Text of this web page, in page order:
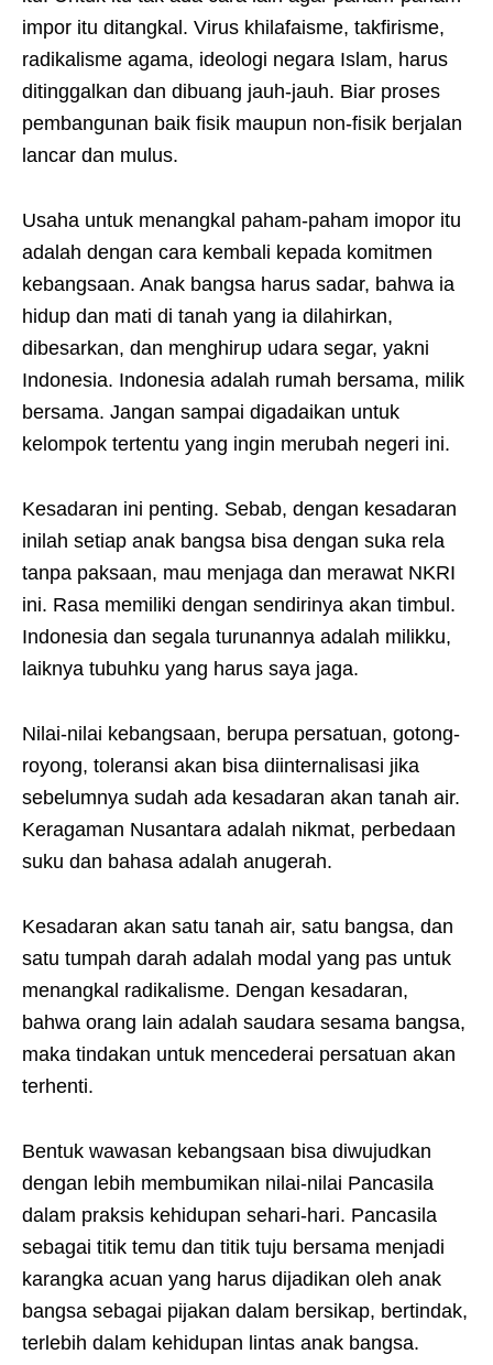
impor itu ditangkal. Virus khilafaisme, takfirisme,
radikalisme agama, ideologi negara Islam, harus
ditinggalkan dan dibuang jauh-jauh. Biar proses
pembangunan baik fisik maupun non-fisik berjalan
lancar dan mulus.
Usaha untuk menangkal paham-paham imopor itu
adalah dengan cara kembali kepada komitmen
kebangsaan. Anak bangsa harus sadar, bahwa ia
hidup dan mati di tanah yang ia dilahirkan,
dibesarkan, dan menghirup udara segar, yakni
Indonesia. Indonesia adalah rumah bersama, milik
bersama. Jangan sampai digadaikan untuk
kelompok tertentu yang ingin merubah negeri ini.
Kesadaran ini penting. Sebab, dengan kesadaran
inilah setiap anak bangsa bisa dengan suka rela
tanpa paksaan, mau menjaga dan merawat NKRI
ini. Rasa memiliki dengan sendirinya akan timbul.
Indonesia dan segala turunannya adalah milikku,
laiknya tubuhku yang harus saya jaga.
Nilai-nilai kebangsaan, berupa persatuan, gotong-
royong, toleransi akan bisa diinternalisasi jika
sebelumnya sudah ada kesadaran akan tanah air.
Keragaman Nusantara adalah nikmat, perbedaan
suku dan bahasa adalah anugerah.
Kesadaran akan satu tanah air, satu bangsa, dan
satu tumpah darah adalah modal yang pas untuk
menangkal radikalisme. Dengan kesadaran,
bahwa orang lain adalah saudara sesama bangsa,
maka tindakan untuk mencederai persatuan akan
terhenti.
Bentuk wawasan kebangsaan bisa diwujudkan
dengan lebih membumikan nilai-nilai Pancasila
dalam praksis kehidupan sehari-hari. Pancasila
sebagai titik temu dan titik tuju bersama menjadi
karangka acuan yang harus dijadikan oleh anak
bangsa sebagai pijakan dalam bersikap, bertindak,
terlebih dalam kehidupan lintas anak bangsa.